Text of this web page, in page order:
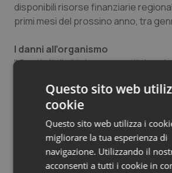
Tumore al seno
Tumore ovarico
Tumori gastrointestinali
Ulcera & Reflusso
Vaccini
disponibili risorse finanziarie
primi mesi del prossino anno, tra
I danni all’organismo
"Oggi in Italia il tabacco costituisce
30 anni in su il fumo provoca circa
24% di tutti i decessi tra i maschi e il
con oltre 1 milione di anni di vita
dipendenza dalla nicotina causa
numerose patologie croniche, in
oncologiche, cardiovascolari e
Questo sito web
cookie
Questo sito web utilizza i
migliorare la tua esperienza di
navigazione. Utilizzando il
acconsenti a tutti i cookie in